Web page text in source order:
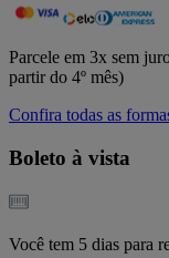
Parcele em 3x sem
partir do 4º mês)
Confira todas as
Boleto à vista
Você tem 5 dias para